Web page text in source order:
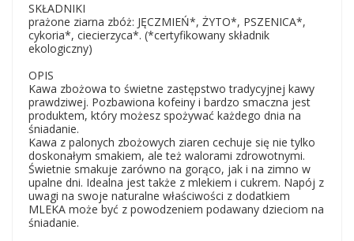
SKŁADNIKI
prażone ziarna zbóż: JĘCZMIEŃ*, ŻYTO*, PSZENICA*,
cykoria*, ciecierzyca*. (*certyfikowany składnik
ekologiczny)
OPIS
Kawa zbożowa to świetne zastępstwo tradycyjnej kawy
prawdziwej. Pozbawiona kofeiny i bardzo smaczna jest
produktem, który możesz spożywać każdego dnia na
śniadanie.
Kawa z palonych zbożowych ziaren cechuje się nie tylko
doskonałym smakiem, ale też walorami zdrowotnymi.
Świetnie smakuje zarówno na gorąco, jak i na zimno w
upalne dni. Idealna jest także z mlekiem i cukrem. Napój z
uwagi na swoje naturalne właściwości z dodatkiem
MLEKA może być z powodzeniem podawany dzieciom na
śniadanie.